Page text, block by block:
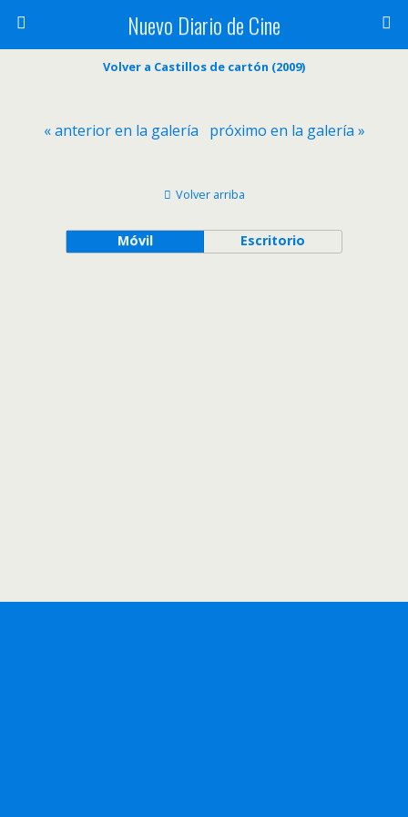
Nuevo Diario de Cine
Volver a Castillos de cartón (2009)
« anterior en la galería próximo en la galería »
Volver arriba
Móvil Escritorio